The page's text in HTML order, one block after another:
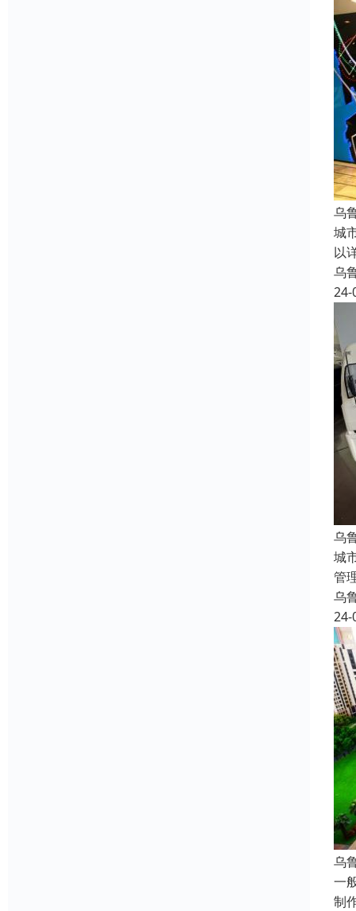
乌
城
以
乌
24-
乌
城
管
乌
24-
乌
一
制